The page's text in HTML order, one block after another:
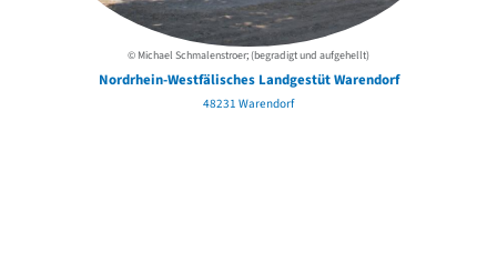
© Michael Schmalenstroer; (begradigt und aufgehellt)
Nordrhein-Westfälisches Landgestüt Warendorf
48231 Warendorf